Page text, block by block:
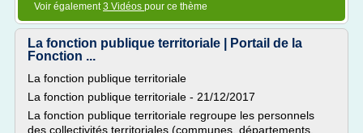
Voir également3 Vidéos pour ce thème
La fonction publique territoriale | Portail de la
Fonction ...
La fonction publique territoriale
La fonction publique territoriale - 21/12/2017
La fonction publique territoriale regroupe les personnels
des collectivités territoriales (communes, départements,